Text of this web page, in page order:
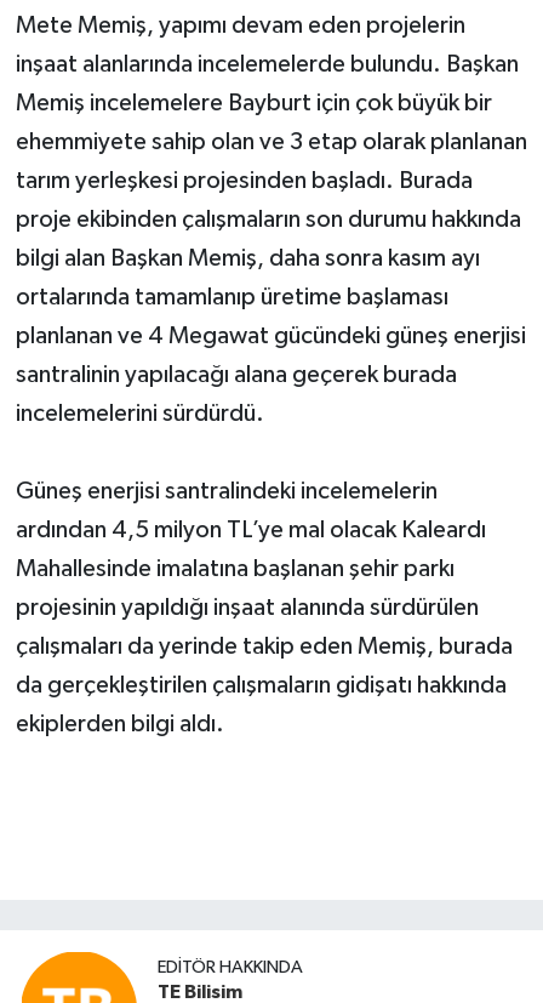
Mete Memiş, yapımı devam eden projelerin
inşaat alanlarında incelemelerde bulundu. Başkan
Memiş incelemelere Bayburt için çok büyük bir
ehemmiyete sahip olan ve 3 etap olarak planlanan
tarım yerleşkesi projesinden başladı. Burada
proje ekibinden çalışmaların son durumu hakkında
bilgi alan Başkan Memiş, daha sonra kasım ayı
ortalarında tamamlanıp üretime başlaması
planlanan ve 4 Megawat gücündeki güneş enerjisi
santralinin yapılacağı alana geçerek burada
incelemelerini sürdürdü.
Güneş enerjisi santralindeki incelemelerin
ardından 4,5 milyon TL’ye mal olacak Kaleardı
Mahallesinde imalatına başlanan şehir parkı
projesinin yapıldığı inşaat alanında sürdürülen
çalışmaları da yerinde takip eden Memiş, burada
da gerçekleştirilen çalışmaların gidişatı hakkında
ekiplerden bilgi aldı.
EDITÖR HAKKINDA
TE Bilisim